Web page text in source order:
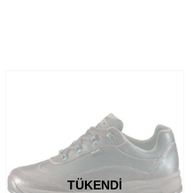
TÜKENDI